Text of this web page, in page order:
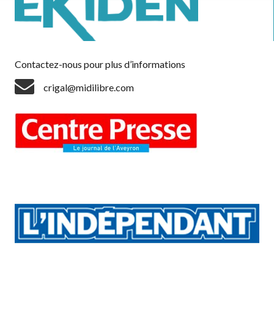
Contactez-nous pour plus d’informations
crigal@midilibre.com